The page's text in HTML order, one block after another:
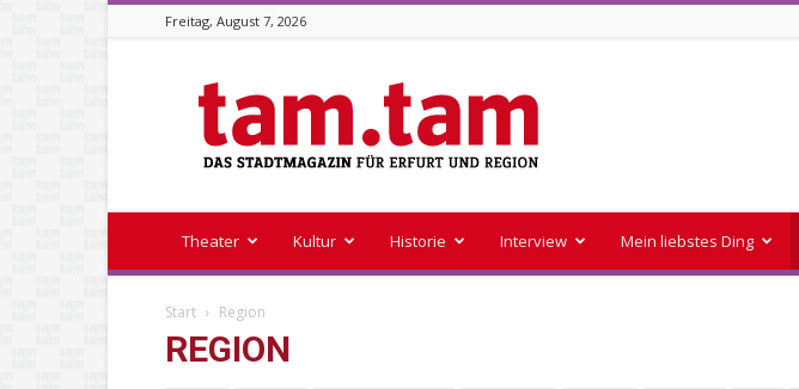
Freitag, August 7, 2026
Stadtmagazin
tam.tam
Theater Kultur Historie Interview Mein liebstes Ding
Start Region
REGION